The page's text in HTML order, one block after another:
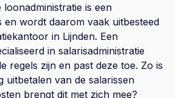
loonadministratie is een
en wordt daarom vaak uitbesteed
in Lijnden. Een
in salarisadministratie
regels zijn en past deze toe. Zo is
uitbetalen van de salarissen
brengt dit met zich mee?